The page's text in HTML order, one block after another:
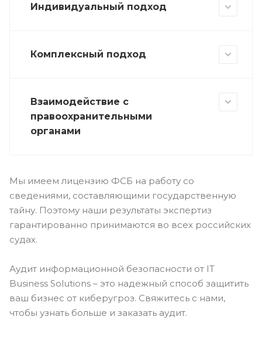
Индивидуальный подход
Комплексный подход
Взаимодействие с
правоохранительными
органами
Мы имеем лицензию ФСБ на работу со
сведениями, составляющими государственную
тайну. Поэтому наши результаты экспертиз
гарантированно принимаются во всех российских
судах.
Аудит информационной безопасности от IT
Business Solutions – это надежный способ защитить
ваш бизнес от киберугроз. Свяжитесь с нами,
чтобы узнать больше и заказать аудит.